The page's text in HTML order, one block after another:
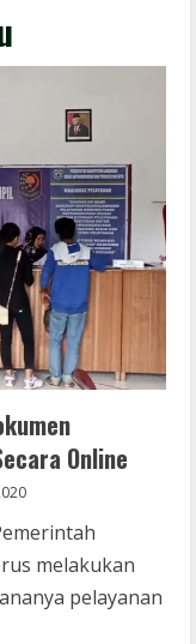
Online
melakukan
pelayanan